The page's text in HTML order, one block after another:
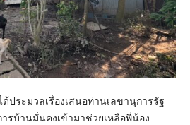
ประมวลเรื่องเสนอท่านเลขานุการรัฐ
รบ้านมั่นคงเข้ามาช่วยเหลือพี่น้อง